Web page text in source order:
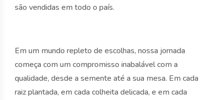
são vendidas em todo o país.
Em um mundo repleto de escolhas, nossa jornada
começa com um compromisso inabalável com a
qualidade, desde a semente até a sua mesa. Em cada
raiz plantada, em cada colheita delicada, e em cada